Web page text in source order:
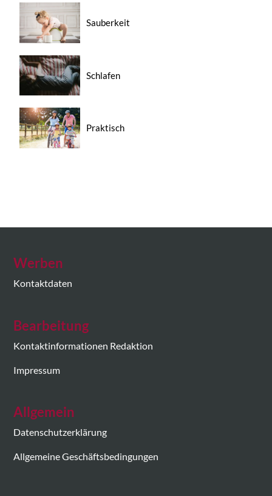
Sauberkeit
Schlafen
Praktisch
Werben
Kontaktdaten
Bearbeitung
Kontaktinformationen Redaktion
Impressum
Allgemein
Datenschutzerklärung
Allgemeine Geschäftsbedingungen